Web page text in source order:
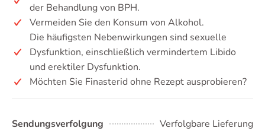
der Behandlung von BPH.
Vermeiden Sie den Konsum von Alkohol.
Die häufigsten Nebenwirkungen sind sexuelle
Dysfunktion, einschließlich vermindertem Libido
und erektiler Dysfunktion.
Möchten Sie Finasterid ohne Rezept ausprobieren?
Sendungsverfolgung
Verfolgbare Lieferung